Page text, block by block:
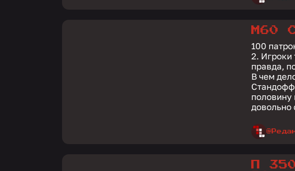
M60
100
2. Игроки
правда,
В чем дело? Характеристики
Стандофф Это не АВМ, звук которого напугает
довольно
П